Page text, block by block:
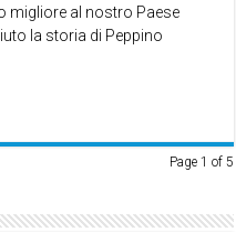
migliore al nostro Paese
la storia di Peppino
Page 1 of 5